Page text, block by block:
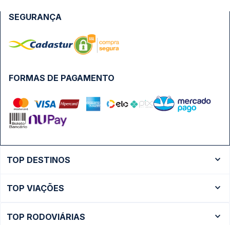
FORMAS DE PAGAMENTO
SEGURANÇA
TOP DESTINOS
Ônibus São Paulo
TOP VIAÇÕES
TOP RODOVIÁRIAS